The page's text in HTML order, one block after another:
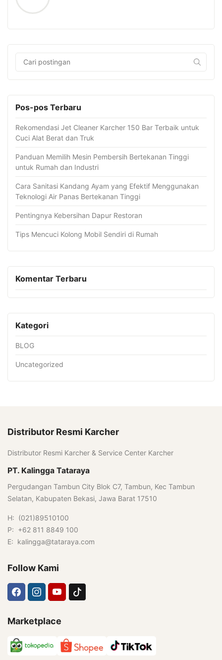
Pos-pos Terbaru
Rekomendasi Jet Cleaner Karcher 150 Bar Terbaik untuk
Cuci Alat Berat dan Truk
Panduan Memilih Mesin Pembersih Bertekanan Tinggi
untuk Rumah dan Industri
Cara Sanitasi Kandang Ayam yang Efektif Menggunakan
Teknologi Air Panas Bertekanan Tinggi
Pentingnya Kebersihan Dapur Restoran
Tips Mencuci Kolong Mobil Sendiri di Rumah
Komentar Terbaru
Kategori
BLOG
Uncategorized
Distributor Resmi Karcher
Distributor Resmi Karcher & Service Center Karcher
PT. Kalingga Tataraya
Pergudangan Tambun City Blok C7, Tambun, Kec Tambun
Selatan, Kabupaten Bekasi, Jawa Barat 17510
H: (021)89510100
P: +62 811 8849 100
E: kalingga@tataraya.com
Follow Kami
Marketplace